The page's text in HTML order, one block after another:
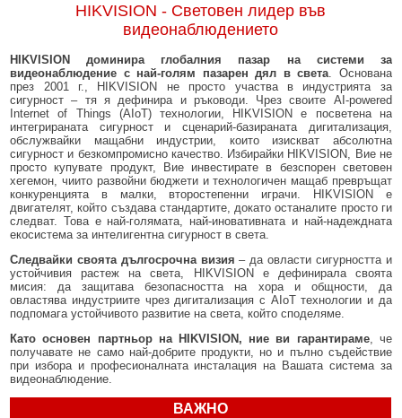
HIKVISION - Световен лидер във
видеонаблюдението
HIKVISION доминира глобалния пазар на системи за
видеонаблюдение с най-голям пазарен дял в света . Основана
през 2001 г., HIKVISION не просто участва в индустрията за
сигурност – тя я дефинира и ръководи. Чрез своите AI-powered
Internet of Things (AIoT) технологии, HIKVISION е посветена на
интегрираната сигурност и сценарий-базираната дигитализация,
обслужвайки мащабни индустрии, които изискват абсолютна
сигурност и безкомпромисно качество. Избирайки HIKVISION, Вие не
просто купувате продукт, Вие инвестирате в безспорен световен
хегемон, чиито развойни бюджети и технологичен мащаб превръщат
конкуренцията в малки, второстепенни играчи. HIKVISION е
двигателят, който създава стандартите, докато останалите просто ги
следват. Това е най-голямата, най-иновативната и най-надеждната
екосистема за интелигентна сигурност в света.
Следвайки своята дългосрочна визия – да овласти сигурността и
устойчивия растеж на света, HIKVISION е дефинирала своята
мисия: да защитава безопасността на хора и общности, да
овластява индустриите чрез дигитализация с AIoT технологии и да
подпомага устойчивото развитие на света, който споделяме.
Като основен партньор на HIKVISION, ние ви гарантираме, че
получавате не само най-добрите продукти, но и пълно съдействие
при избора и професионалната инсталация на Вашата система за
видеонаблюдение.
ВАЖНО